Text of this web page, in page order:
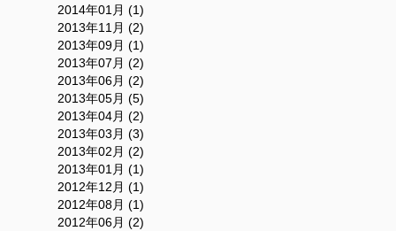
2014年01月 (1)
2013年11月 (2)
2013年09月 (1)
2013年07月 (2)
2013年06月 (2)
2013年05月 (5)
2013年04月 (2)
2013年03月 (3)
2013年02月 (2)
2013年01月 (1)
2012年12月 (1)
2012年08月 (1)
2012年06月 (2)